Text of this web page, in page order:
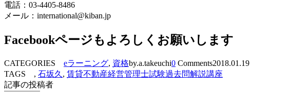
電話：03-4405-8486
メール：international@kiban.jp
Facebookページもよろしくお願いします
CATEGORIES eラーニング, 資格by.a.takeuchi0 Comments2018.01.19
TAGS , 石坂久 , 賃貸不動産経営管理士試験過去問解説講座
記事の投稿者